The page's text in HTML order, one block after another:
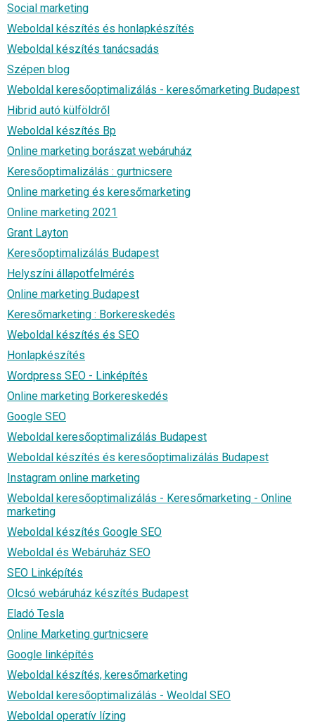
Social marketing
Weboldal készítés és honlapkészítés
Weboldal készítés tanácsadás
Szépen blog
Weboldal keresőoptimalizálás - keresőmarketing Budapest
Hibrid autó külföldről
Weboldal készítés Bp
Online marketing borászat webáruház
Keresőoptimalizálás : gurtnicsere
Online marketing és keresőmarketing
Online marketing 2021
Grant Layton
Keresőoptimalizálás Budapest
Helyszíni állapotfelmérés
Online marketing Budapest
Keresőmarketing : Borkereskedés
Weboldal készítés és SEO
Honlapkészítés
Wordpress SEO - Linképítés
Online marketing Borkereskedés
Google SEO
Weboldal keresőoptimalizálás Budapest
Weboldal készítés és keresőoptimalizálás Budapest
Instagram online marketing
Weboldal keresőoptimalizálás - Keresőmarketing - Online
marketing
Weboldal készítés Google SEO
Weboldal és Webáruház SEO
SEO Linképítés
Olcsó webáruház készítés Budapest
Eladó Tesla
Online Marketing gurtnicsere
Google linképítés
Weboldal készítés, keresőmarketing
Weboldal keresőoptimalizálás - Weoldal SEO
Weboldal operatív lízing